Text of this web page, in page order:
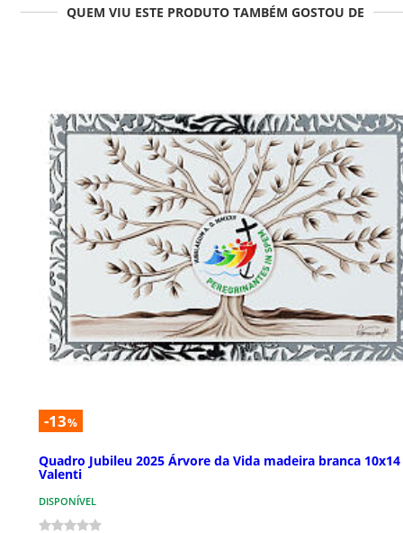
QUEM VIU ESTE PRODUTO TAMBÉM GOSTOU DE
-13%
Quadro Jubileu 2025 Árvore da Vida madeira branca
Valenti
DISPONÍVEL